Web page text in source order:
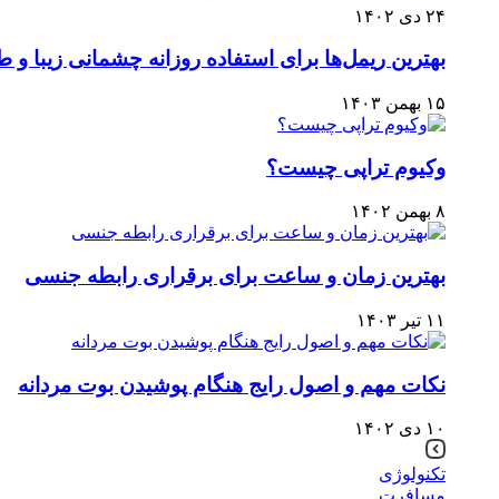
۲۴ دی ۱۴۰۲
بهترین ریمل‌ها برای استفاده روزانه چشمانی زیبا و
۱۵ بهمن ۱۴۰۳
وکیوم تراپی چیست؟
۸ بهمن ۱۴۰۲
بهترین زمان و ساعت برای برقراری رابطه جنسی
۱۱ تیر ۱۴۰۳
نکات مهم و اصول رایج هنگام پوشیدن بوت مردانه
۱۰ دی ۱۴۰۲
تکنولوژی